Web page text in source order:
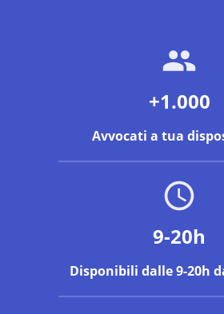
+1.000
Avvocati a tua
9-20h
Disponibili dalle 9-20h